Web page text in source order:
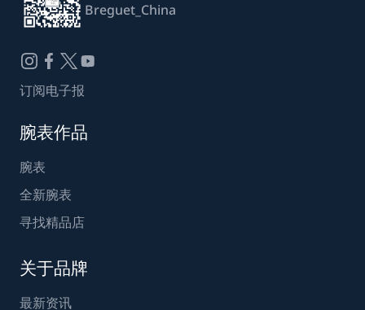
Breguet_China
订阅电子报
腕表作品
腕表
全新腕表
寻找精品店
关于品牌
最新资讯